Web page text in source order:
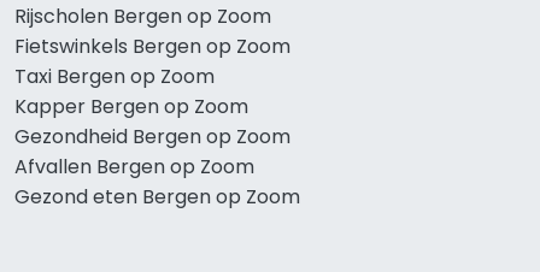
Rijscholen Bergen op Zoom
Fietswinkels Bergen op Zoom
Taxi Bergen op Zoom
Kapper Bergen op Zoom
Gezondheid Bergen op Zoom
Afvallen Bergen op Zoom
Gezond eten Bergen op Zoom